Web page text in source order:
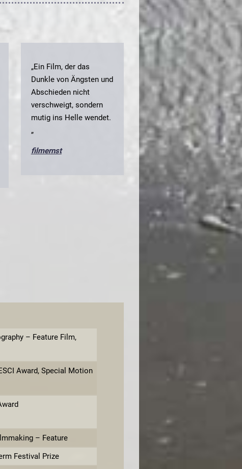
„Ein Film, der das
Dunkle von Ängsten und
Abschieden nicht
verschweigt, sondern
mutig ins Helle wendet.
„
filmernst
– Feature Film,
Award, Special Motion
– Feature
Festival Prize